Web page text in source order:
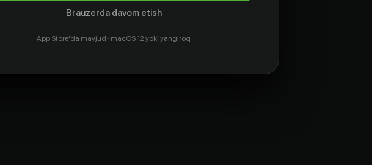
Brauzerda davom etish
App Store'da mavjud · macOS 12 yoki yangiroq